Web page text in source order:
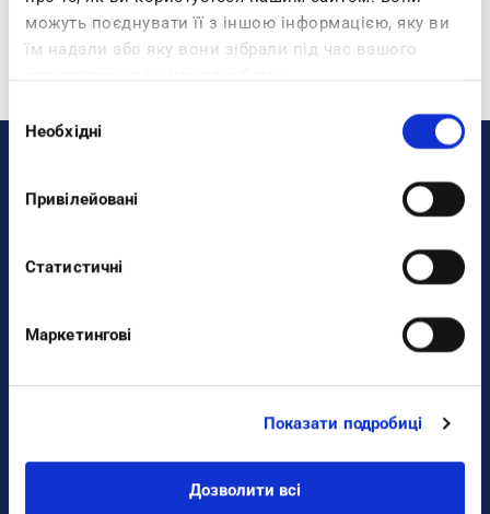
можуть поєднувати її з іншою інформацією, яку ви
їм надали або яку вони зібрали під час вашого
згоди
Необхідні
Привілейовані
Статистичні
Маркетингові
Показати подробиці
Дозволити всі
DONNA
Sneakers
Ciabatte
Infradito
Zeppe